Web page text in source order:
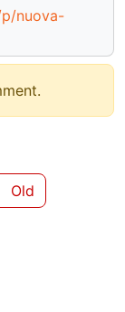
nuova-
Old